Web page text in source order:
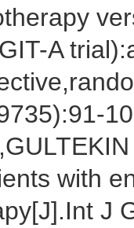
A
with
J